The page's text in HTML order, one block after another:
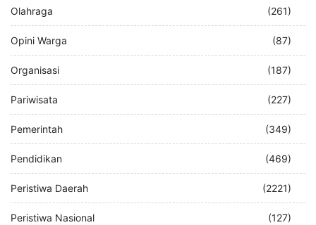
Olahraga (261)
Opini Warga (87)
Organisasi (187)
Pariwisata (227)
Pemerintah (349)
Pendidikan (469)
Peristiwa Daerah (2221)
Peristiwa Nasional (127)